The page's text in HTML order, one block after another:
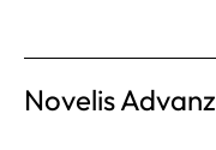
Novelis Advanz